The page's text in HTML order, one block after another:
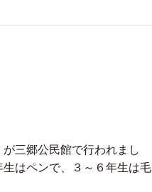
三郷公民館で行われまし
はペンで、３～６年生は毛